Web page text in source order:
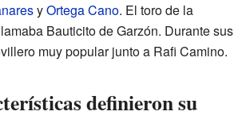
yOrtega Cano. El toro de la
Bauticito de Garzón. Durante sus
muy popular junto a Rafi Camino.
definieron su